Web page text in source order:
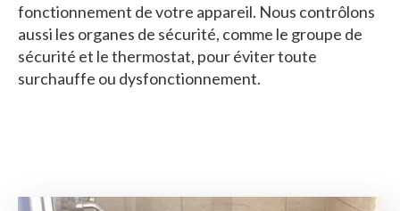
fonctionnement de votre appareil. Nous contrôlons
aussi les organes de sécurité, comme le groupe de
sécurité et le thermostat, pour éviter toute
surchauffe ou dysfonctionnement.